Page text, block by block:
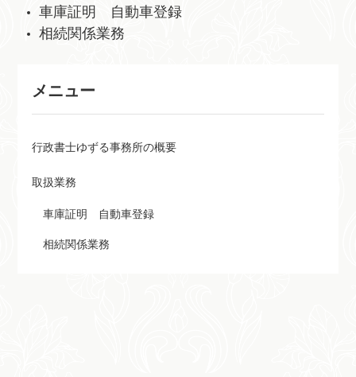
車庫証明 自動車登録
相続関係業務
メニュー
行政書士ゆずる事務所の概要
取扱業務
車庫証明 自動車登録
相続関係業務